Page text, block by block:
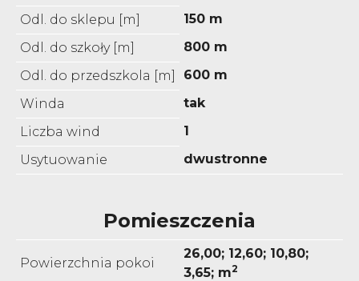
Odl. do sklepu [m]
150 m
Odl. do szkoły [m]
800 m
Odl. do przedszkola [m]
600 m
Winda
tak
Liczba wind
1
Usytuowanie
dwustronne
Pomieszczenia
Powierzchnia pokoi
26,00; 12,60; 10,80;
3,65; m2